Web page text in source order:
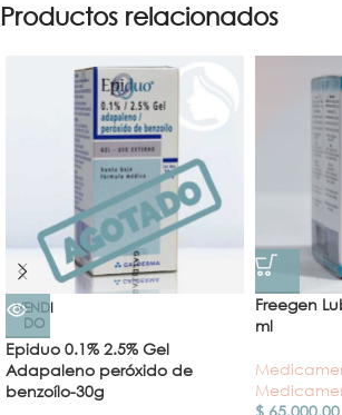
Productos relacionados
VENDI
DO
Epiduo 0.1% 2.5% Gel
Adapaleno peróxido de
benzoílo-30g
Freegen
ml